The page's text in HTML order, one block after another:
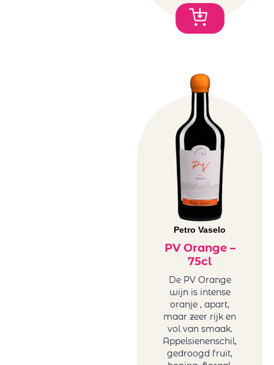
Petro Vaselo
PV Orange –
75cl
De PV Orange
wijn is intense
oranje , apart,
maar zeer rijk en
vol van smaak.
Appelsienenschil,
gedroogd fruit,